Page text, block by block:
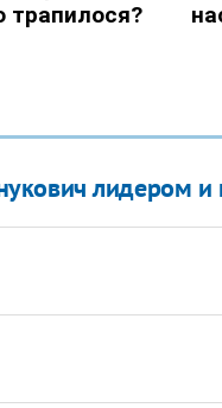
лидером